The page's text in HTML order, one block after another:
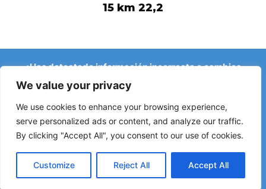
We value your privacy
We use cookies to enhance your browsing experience,
serve personalized ads or content, and analyze our traffic.
By clicking "Accept All", you consent to our use of cookies.
Customize Reject All Accept All
15 km 22,2
¿Has detectado información incorrecta o cambios
recientes en el Camino?
Avisos sobre albergues cerrados, inundaciones, desvíos,
obras u otros cambios ayudan a mantener la guía
actualizada.
Si puedes, indica la etapa correspondiente.